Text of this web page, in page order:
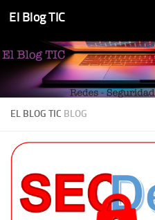
Skip to content
El Blog TIC
EL BLOG TIC BLOG